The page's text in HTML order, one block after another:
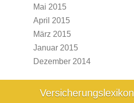
Mai 2015
April 2015
März 2015
Januar 2015
Dezember 2014
Versicherungslexikon